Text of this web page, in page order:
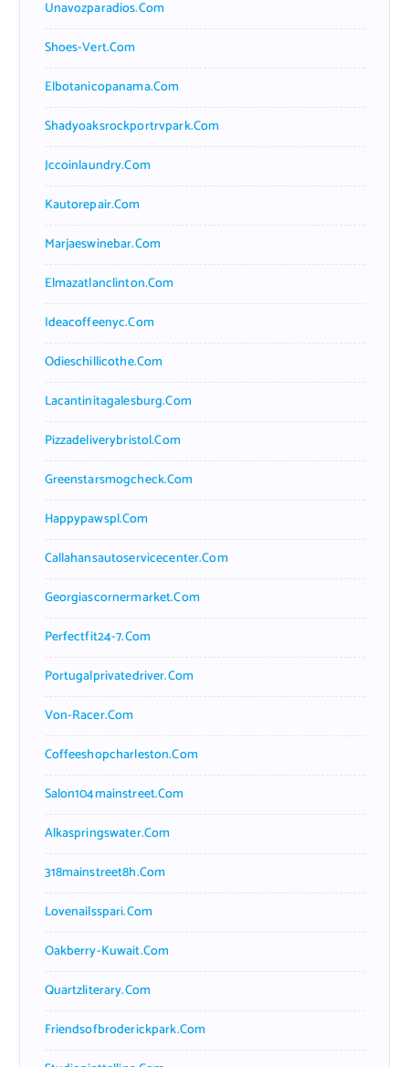
Unavozparadios.com
Shoes-Vert.com
Elbotanicopanama.com
Shadyoaksrockportrvpark.com
Jccoinlaundry.com
Kautorepair.com
Marjaeswinebar.com
Elmazatlanclinton.com
Ideacoffeenyc.com
Odieschillicothe.com
Lacantinitagalesburg.com
Pizzadeliverybristol.com
Greenstarsmogcheck.com
Happypawspl.com
Callahansautoservicecenter.com
Georgiascornermarket.com
Perfectfit24-7.com
Portugalprivatedriver.com
Von-Racer.com
Coffeeshopcharleston.com
Salon104mainstreet.com
Alkaspringswater.com
318mainstreet8h.com
Lovenailsspari.com
Oakberry-Kuwait.com
Quartzliterary.com
Friendsofbroderickpark.com